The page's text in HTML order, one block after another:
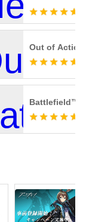
Out of Action
Battlefield™ 6